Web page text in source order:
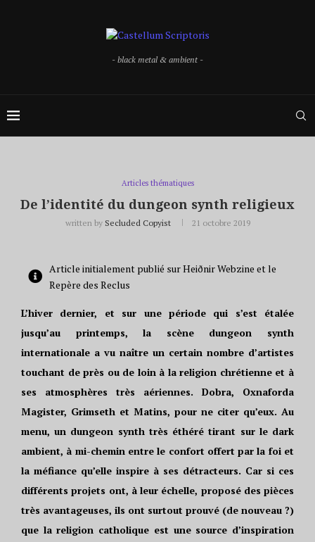
- black metal & ambient -
Articles thématiques
De l’identité du dungeon synth religieux
written by Secluded Copyist 21 octobre 2019
Article initialement publié sur Heiðnir Webzine et le
Repère des Reclus
L’hiver dernier, et sur une période qui s’est étalée
jusqu’au printemps, la scène dungeon synth
internationale a vu naître un certain nombre d’artistes
touchant de près ou de loin à la religion chrétienne et à
ses atmosphères très aériennes. Dobra, Oxnaforda
Magister, Grimseth et Matins, pour ne citer qu’eux. Au
menu, un dungeon synth très éthéré tirant sur le dark
ambient, à mi-chemin entre le confort offert par la foi et
la méfiance qu’elle inspire à ses détracteurs. Car si ces
différents projets ont, à leur échelle, proposé des pièces
très avantageuses, ils ont surtout prouvé (de nouveau ?)
que la religion catholique est une source d’inspiration